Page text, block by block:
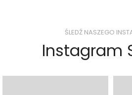
ŚLEDŹ NASZEGO
Instagram